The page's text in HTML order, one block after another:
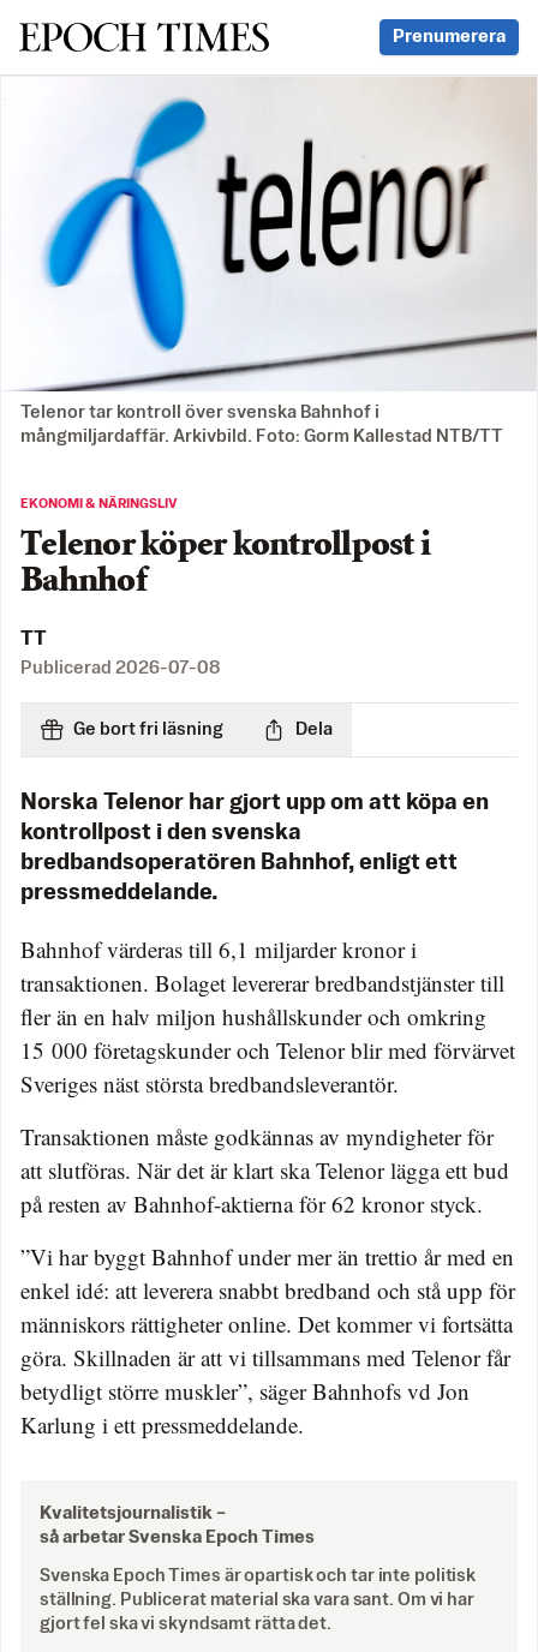
Svenska Epoch Times Prenumerera
Telenor tar kontroll över svenska Bahnhof i
mångmiljardaffär. Arkivbild. Foto: Gorm Kallestad NTB/TT
EKONOMI & NÄRINGSLIV
Telenor köper kontrollpost i
Bahnhof
TT
Publicerad 2026-07-08
Ge bort fri läsning Dela
Norska Telenor har gjort upp om att köpa en
kontrollpost i den svenska
bredbandsoperatören Bahnhof, enligt ett
pressmeddelande.
Bahnhof värderas till 6,1 miljarder kronor i
transaktionen. Bolaget levererar bredbandstjänster till
fler än en halv miljon hushållskunder och omkring
15 000 företagskunder och Telenor blir med förvärvet
Sveriges näst största bredbandsleverantör.
Transaktionen måste godkännas av myndigheter för
att slutföras. När det är klart ska Telenor lägga ett bud
på resten av Bahnhof-aktierna för 62 kronor styck.
”Vi har byggt Bahnhof under mer än trettio år med en
enkel idé: att leverera snabbt bredband och stå upp för
människors rättigheter online. Det kommer vi fortsätta
göra. Skillnaden är att vi tillsammans med Telenor får
betydligt större muskler”, säger Bahnhofs vd Jon
Karlung i ett pressmeddelande.
Kvalitetsjournalistik –
så arbetar Svenska Epoch Times
Svenska Epoch Times är opartisk och tar inte politisk
ställning. Publicerat material ska vara sant. Om vi har
gjort fel ska vi skyndsamt rätta det.